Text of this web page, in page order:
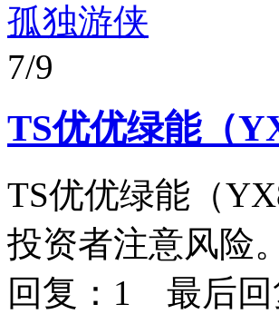
孤独游侠
7/9
TS优优绿能（
TS优优绿能（
投资者注意风险。
回复：1 最后回